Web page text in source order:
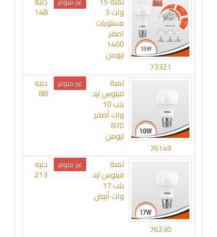
73321
وات 3
مستويات
اصفر
1400
ليومن
148
76149
لمبة
فينوس ليد
بلب 10
وات أصفر
870
ليومن
غير متوفر جنيه
88
76230
لمبة
فينوس ليد
بلب 17
وات أبيض
غير متوفر جنيه
213